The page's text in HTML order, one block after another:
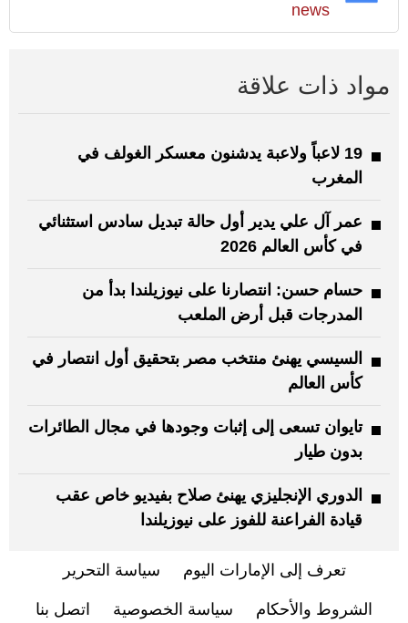
news
مواد ذات علاقة
19 لاعباً ولاعبة يدشنون معسكر الغولف في
المغرب
عمر آل علي يدير أول حالة تبديل سادس استثنائي
في كأس العالم 2026
حسام حسن: انتصارنا على نيوزيلندا بدأ من
المدرجات قبل أرض الملعب
السيسي يهنئ منتخب مصر بتحقيق أول انتصار في
كأس العالم
تايوان تسعى إلى إثبات وجودها في مجال الطائرات
بدون طيار
الدوري الإنجليزي يهنئ صلاح بفيديو خاص عقب
قيادة الفراعنة للفوز على نيوزيلندا
تعرف إلى الإمارات اليوم سياسة التحرير
الشروط والأحكام سياسة الخصوصية اتصل بنا